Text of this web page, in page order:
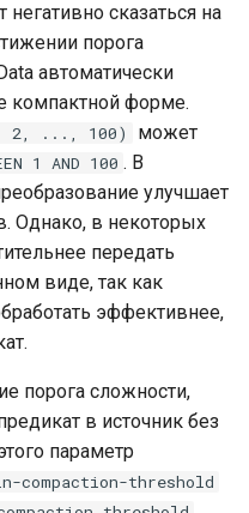
сказаться на
порога
автоматически
компактной форме.
2, ..., 100)
может
1 AND 100 . В
улучшает
Однако, в некоторых
передать
виде, так как
эффективнее,
порога сложности,
в источник без
параметр
compaction-threshold